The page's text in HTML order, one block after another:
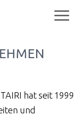
hat seit 1999
und